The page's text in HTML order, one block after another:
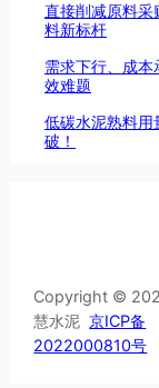
直接削减原料采
料新标杆
需求下行、成
效难题
低碳水泥熟料用
破！
Copyright ©
慧水泥京ICP备
2022000810号